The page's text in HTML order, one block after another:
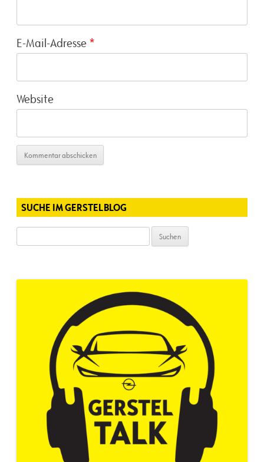
E-Mail-Adresse *
Website
SUCHE IM GERSTELBLOG